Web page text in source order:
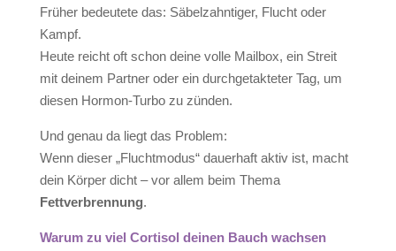
Früher bedeutete das: Säbelzahntiger, Flucht oder
Kampf.
Heute reicht oft schon deine volle Mailbox, ein Streit
mit deinem Partner oder ein durchgetakteter Tag, um
diesen Hormon-Turbo zu zünden.
Und genau da liegt das Problem:
Wenn dieser „Fluchtmodus“ dauerhaft aktiv ist, macht
dein Körper dicht – vor allem beim Thema
Fettverbrennung.
Warum zu viel Cortisol deinen Bauch wachsen